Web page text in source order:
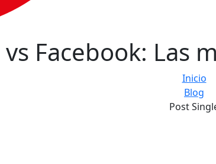
Facebook: Las
Inicio
Blog
Post